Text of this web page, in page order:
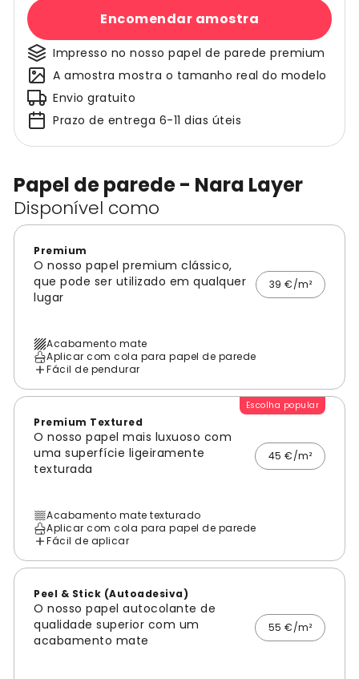
Papel de parede - Nara Layer
Disponível como
Premium
O nosso papel premium clássico,
que pode ser utilizado em qualquer
lugar
39 €/m²
Acabamento mate
Aplicar com cola para papel de parede
Fácil de pendurar
Escolha popular
Premium Textured
O nosso papel mais luxuoso com
uma superfície ligeiramente
texturada
45 €/m²
Acabamento mate texturado
Aplicar com cola para papel de parede
Fácil de aplicar
Peel & Stick (Autoadesiva)
O nosso papel autocolante de
qualidade superior com um
acabamento mate
55 €/m²
Encomendar amostra
Impresso no nosso papel de parede premium
A amostra mostra o tamanho real do modelo
Envio gratuito
Prazo de entrega 6-11 dias úteis